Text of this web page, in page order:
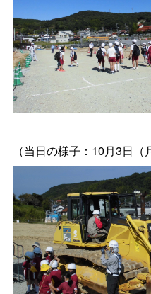
（当日の様子：10月3日（